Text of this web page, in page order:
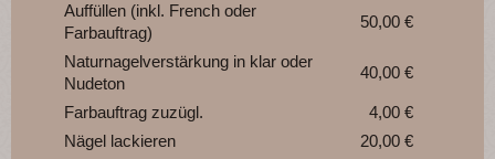
Auffüllen (inkl. French oder
Farbauftrag)
50,00 €
Naturnagelverstärkung in klar oder
Nudeton
40,00 €
Farbauftrag zuzügl.
4,00 €
Nägel lackieren
20,00 €